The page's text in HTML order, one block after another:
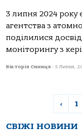
3 липня 2024
агентства з
поділилися
моніторингу з
Вікторія Синиця - 5 Липня,
‹ 1
СВІЖІ НОВИНИ